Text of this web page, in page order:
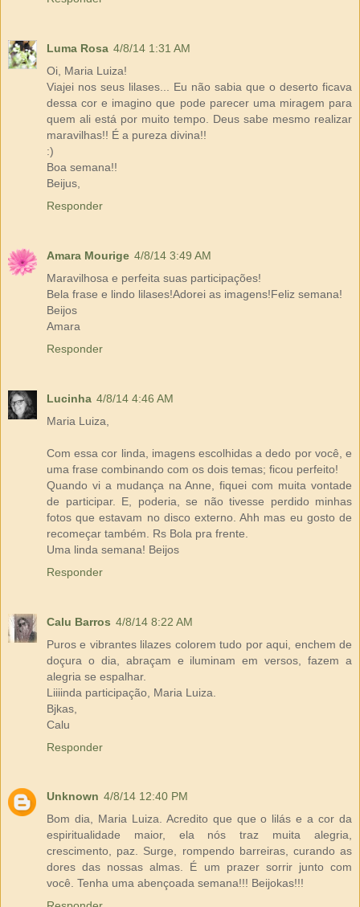
Luma Rosa 4/8/14 1:31 AM
Oi, Maria Luiza!
Viajei nos seus lilases... Eu não sabia que o deserto ficava
dessa cor e imagino que pode parecer uma miragem para
quem ali está por muito tempo. Deus sabe mesmo realizar
maravilhas!! É a pureza divina!!
:)
Boa semana!!
Beijus,
Responder
Amara Mourige 4/8/14 3:49 AM
Maravilhosa e perfeita suas participações!
Bela frase e lindo lilases!Adorei as imagens!Feliz semana!
Beijos
Amara
Responder
Lucinha 4/8/14 4:46 AM
Maria Luiza,
Com essa cor linda, imagens escolhidas a dedo por você, e
uma frase combinando com os dois temas; ficou perfeito!
Quando vi a mudança na Anne, fiquei com muita vontade
de participar. E, poderia, se não tivesse perdido minhas
fotos que estavam no disco externo. Ahh mas eu gosto de
recomeçar também. Rs Bola pra frente.
Uma linda semana! Beijos
Responder
Calu Barros 4/8/14 8:22 AM
Puros e vibrantes lilazes colorem tudo por aqui, enchem de
doçura o dia, abraçam e iluminam em versos, fazem a
alegria se espalhar.
Liiiinda participação, Maria Luiza.
Bjkas,
Calu
Responder
Unknown 4/8/14 12:40 PM
Bom dia, Maria Luiza. Acredito que que o lilás e a cor da
espiritualidade maior, ela nós traz muita alegria,
crescimento, paz. Surge, rompendo barreiras, curando as
dores das nossas almas. É um prazer sorrir junto com
você. Tenha uma abençoada semana!!! Beijokas!!!